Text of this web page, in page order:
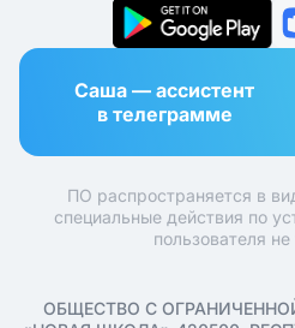
Саша — ассистент
в телеграмме
ПО распространяется в
специальные действия по
пользователя
ОБЩЕСТВО С